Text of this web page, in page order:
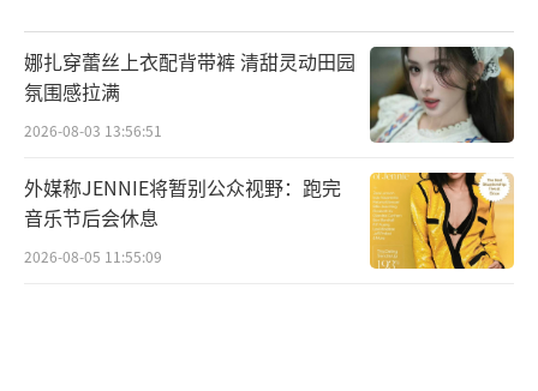
娜扎穿蕾丝上衣配背带裤 清甜灵动田园
氛围感拉满
2026-08-03 13:56:51
外媒称JENNIE将暂别公众视野：跑完
音乐节后会休息
2026-08-05 11:55:09